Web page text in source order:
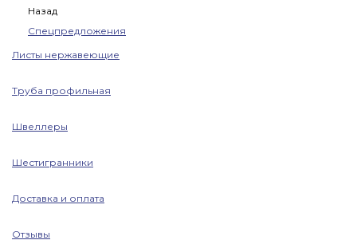
Назад
Спецпредложения
Листы нержавеющие
Труба профильная
Швеллеры
Шестигранники
Доставка и оплата
Отзывы